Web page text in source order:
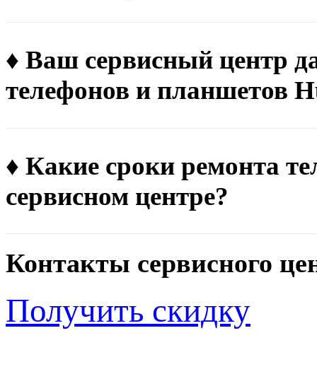
♦ Ваш сервисный центр
телефонов и планшетов
♦ Какие сроки ремонта
сервисном центре?
Контакты сервисного
Получить скидку